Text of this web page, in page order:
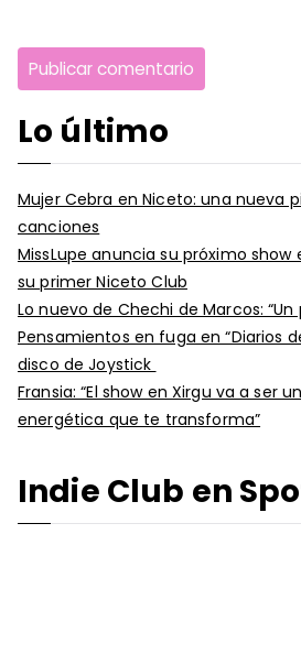
Lo último
Mujer Cebra en Niceto: una nueva
canciones
MissLupe anuncia su próximo
su primer Niceto Club
Lo nuevo de Chechi de Marcos:
Pensamientos en fuga en “Diarios
disco de Joystick
Fransia: “El show en Xirgu va a ser
energética que te transforma”
Indie Club en